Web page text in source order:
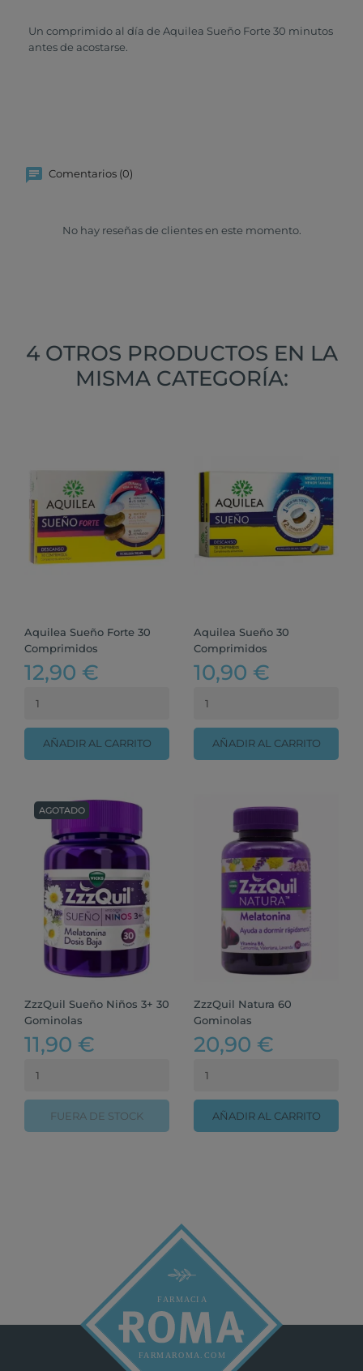
Un comprimido al día de Aquilea Sueño Forte 30 minutos
antes de acostarse.
Comentarios (0)
No hay reseñas de clientes en este momento.
4 OTROS PRODUCTOS EN LA
MISMA CATEGORÍA:
Aquilea Sueño Forte 30
Comprimidos
12,90 €
AÑADIR AL CARRITO
Aquilea Sueño 30
Comprimidos
10,90 €
AÑADIR AL CARRITO
ZzzQuil Sueño Niños 3+ 30
Gominolas
11,90 €
FUERA DE STOCK
AGOTADO
ZzzQuil Natura 60
Gominolas
20,90 €
AÑADIR AL CARRITO